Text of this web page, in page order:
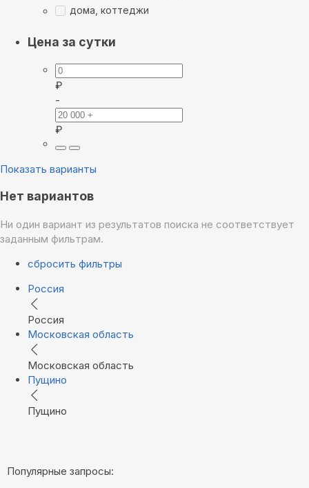
дома, коттеджи
Цена за сутки
₽
-
₽
Показать варианты
Нет вариантов
Ни один вариант из результатов поиска не соответствует
заданным фильтрам.
сбросить фильтры
Россия
Россия
Московская область
Московская область
Пущино
Пущино
Популярные запросы: